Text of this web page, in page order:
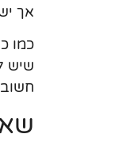
אך
כמו
שיש
חשוב